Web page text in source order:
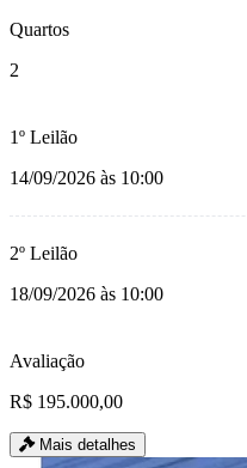
Quartos
2
1º Leilão
14/09/2026 às 10:00
2º Leilão
18/09/2026 às 10:00
Avaliação
R$ 195.000,00
Mais detalhes